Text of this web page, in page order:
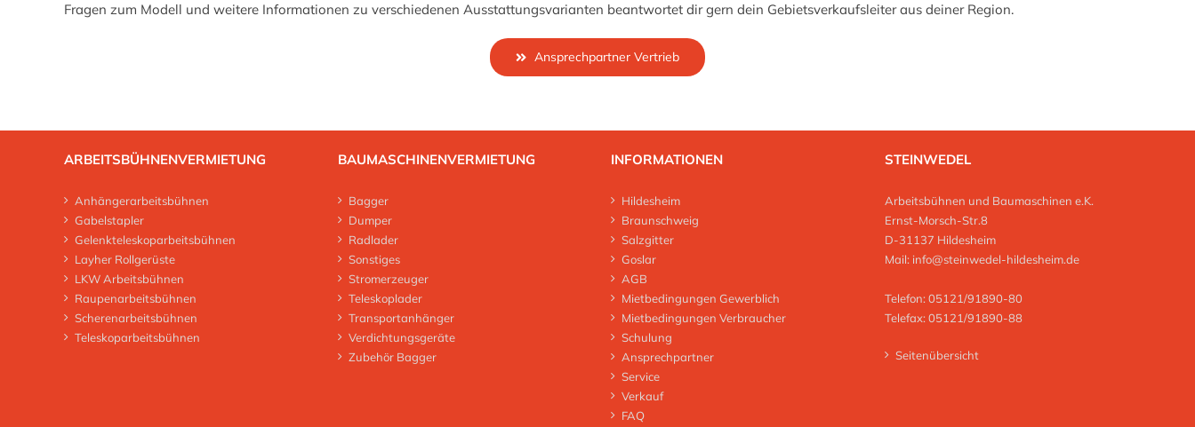
Fragen zum Modell und weitere Informationen zu verschiedenen Ausstattungsvarianten beantwortet dir gern dein Gebietsverkaufsleiter aus deiner Region.
Ansprechpartner Vertrieb
ARBEITSBÜHNENVERMIETUNG
Anhängerarbeitsbühnen
Gabelstapler
Gelenkteleskoparbeitsbühnen
Layher Rollgerüste
LKW Arbeitsbühnen
Raupenarbeitsbühnen
Scherenarbeitsbühnen
Teleskoparbeitsbühnen
BAUMASCHINENVERMIETUNG
Bagger
Dumper
Radlader
Sonstiges
Stromerzeuger
Teleskoplader
Transportanhänger
Verdichtungsgeräte
Zubehör Bagger
INFORMATIONEN
Hildesheim
Braunschweig
Salzgitter
Goslar
AGB
Mietbedingungen Gewerblich
Mietbedingungen Verbraucher
Schulung
Ansprechpartner
Service
Verkauf
FAQ
STEINWEDEL
Arbeitsbühnen und Baumaschinen e.K.
Ernst-Morsch-Str.8
D-31137 Hildesheim
Mail: info@steinwedel-hildesheim.de
Telefon: 05121/91890-80
Telefax: 05121/91890-88
Seitenübersicht